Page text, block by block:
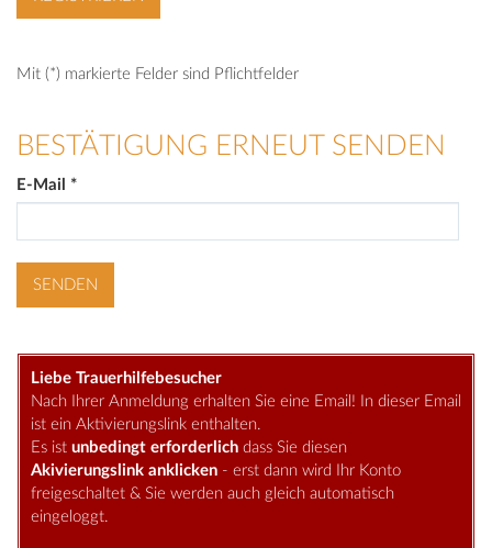
Mit (*) markierte Felder sind Pflichtfelder
BESTÄTIGUNG ERNEUT SENDEN
E-Mail *
Liebe Trauerhilfebesucher
Nach Ihrer Anmeldung erhalten Sie eine Email! In dieser Email
ist ein Aktivierungslink enthalten.
Es ist unbedingt erforderlich dass Sie diesen
Akivierungslink anklicken - erst dann wird Ihr Konto
freigeschaltet & Sie werden auch gleich automatisch
eingeloggt.